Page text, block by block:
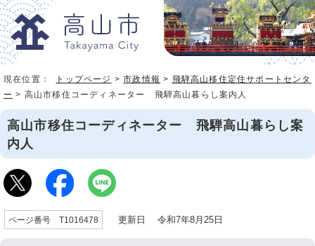
現在位置： トップページ >市政情報 > 飛騨高山移住定住サポートセンタ
ー > 高山市移住コーディネーター 飛騨高山暮らし案内人
高山市移住コーディネーター 飛騨高山暮らし案
内人
ページ番号 T1016478 更新日 令和7年8月25日